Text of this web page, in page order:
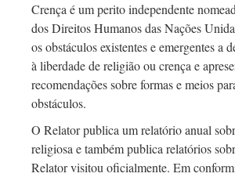
Crença é um perito independente
dos Direitos Humanos das Nações
os obstáculos existentes e emergentes a
à liberdade de religião ou crença e
recomendações sobre formas e meios
obstáculos.
O Relator publica um relatório anual
religiosa e também publica relatórios
Relator visitou oficialmente. Em